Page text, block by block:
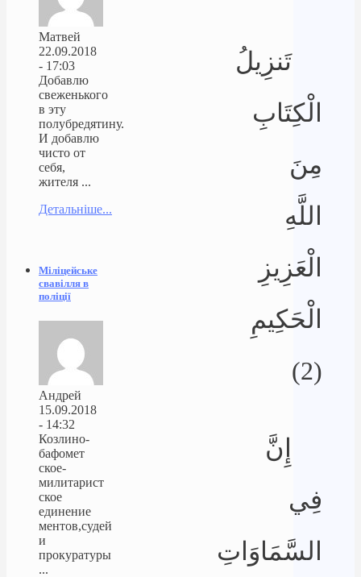
تَنزِيلُ
الْكِتَابِ
مِنَ
اللَّهِ
الْعَزِيزِ
الْحَكِيمِ
(2)
إِنَّ
فِي
السَّمَاوَاتِ
Матвей
22.09.2018
- 17:03
Добавлю
свеженького
в эту
полубредятину.
И добавлю
чисто от
себя,
жителя ...
Детальніше...
Міліцейське
свавілля в
поліції
Андрей
15.09.2018
- 14:32
Козлино-
бафомет
ское-
милитарист
ское
единение
ментов,судей
и
прокуратуры
...